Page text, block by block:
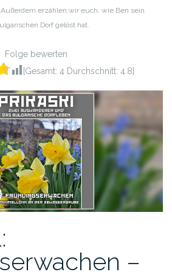
erzählen wir euch, wie Ben sein
Dorf gelöst hat.
Folge bewerten
[Gesamt: 4 Durchschnitt: 4.8]
–